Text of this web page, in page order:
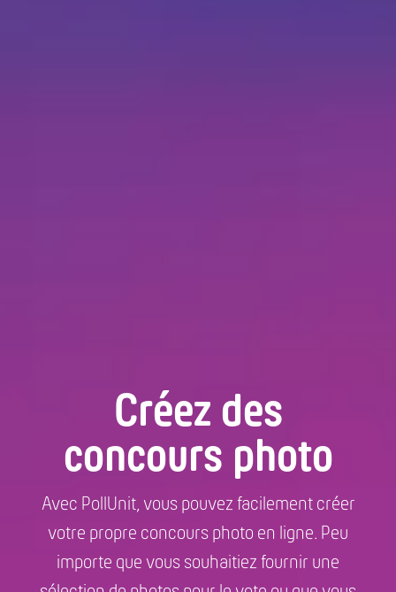
Créez des
concours photo
Avec PollUnit, vous pouvez facilement créer
votre propre concours photo en ligne. Peu
importe que vous souhaitiez fournir une